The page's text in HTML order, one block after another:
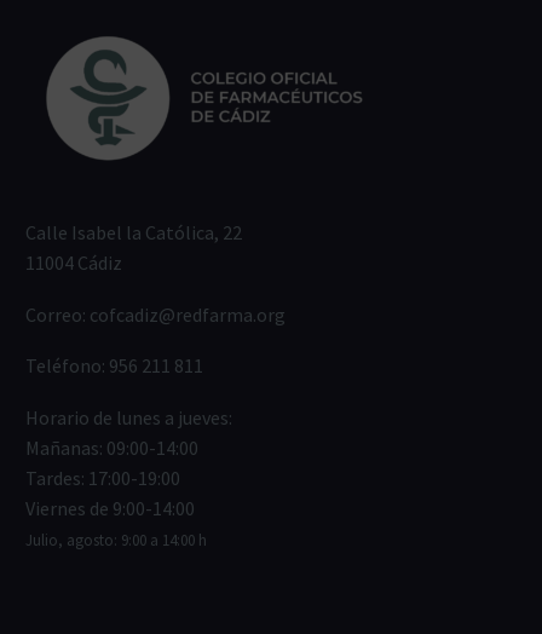
Calle Isabel la Católica, 22
11004 Cádiz
Correo: cofcadiz@redfarma.org
Teléfono: 956 211 811
Horario de lunes a jueves:
Mañanas: 09:00-14:00
Tardes: 17:00-19:00
Viernes de 9:00-14:00
Julio, agosto: 9:00 a 14:00 h